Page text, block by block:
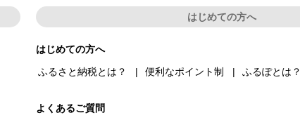
はじめての方へ
はじめての方へ
ふるさと納税とは？
便利なポイント制 ふるぽとは？
よくあるご質問